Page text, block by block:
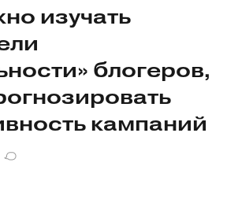
изучать
блогеров,
кампаний